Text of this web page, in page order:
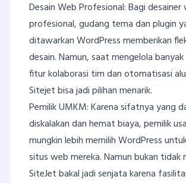
Desain Web Profesional: Bagi desainer
profesional, gudang tema dan plugin
ditawarkan WordPress memberikan
desain. Namun, saat mengelola
fitur kolaborasi tim dan otomatisasi
Sitejet bisa jadi pilihan menarik.
Pemilik UMKM: Karena sifatnya yang
diskalakan dan hemat biaya, pemilik
mungkin lebih memilih WordPress
situs web mereka. Namun bukan tidak
SiteJet bakal jadi senjata karena